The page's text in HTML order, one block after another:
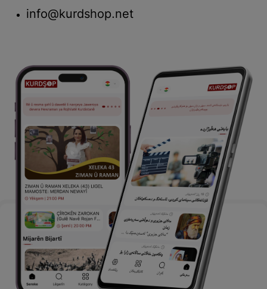
info@kurdshop.net